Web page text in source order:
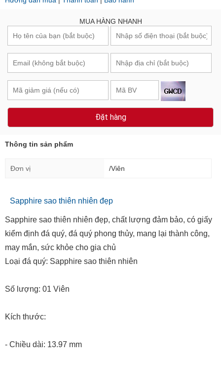
MUA HÀNG NHANH
Đặt hàng
Thông tin sản phẩm
Đơn vị /Viên
Sapphire sao thiên nhiên đẹp
Sapphire sao thiên nhiên đẹp, chất lượng đảm bảo, có giấy
kiểm định đá quý, đá quý phong thủy, mang lại thành công,
may mắn, sức khỏe cho gia chủ
Loại đá quý: Sapphire sao thiên nhiên
Số lượng: 01 Viên
Kích thước:
- Chiều dài: 13.97 mm